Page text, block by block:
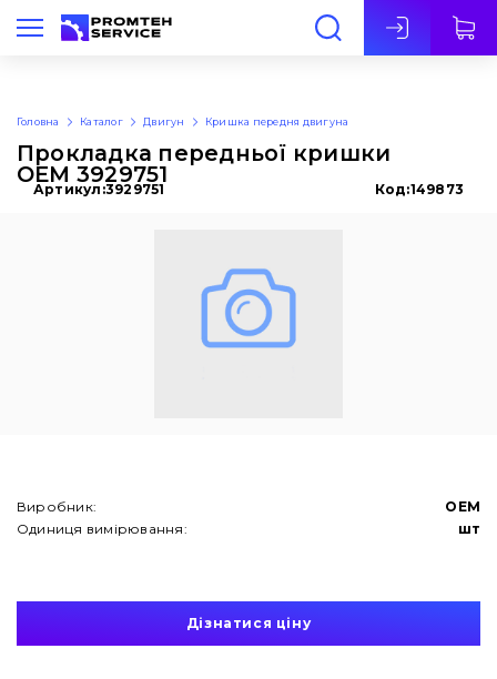
Укр
Головна Каталог Двигун Кришка передня двигуна
Прокладка передньої кришки
OEM 3929751
Артикул:3929751 Код:149873
Виробник:
OEM
Одиниця вимірювання:
шт
Дізнатися ціну